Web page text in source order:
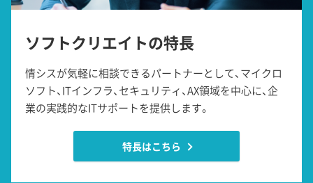
ソフトクリエイトの特長
情シスが気軽に相談できるパートナーとして、マイクロ
ソフト、ITインフラ、セキュリティ、AX領域を中心に、企
業の実践的なITサポートを提供します。
特長はこちら